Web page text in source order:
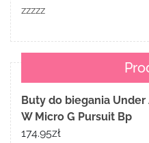
zzzzz
Buty do biegania Under
W Micro G Pursuit Bp
174.95zł